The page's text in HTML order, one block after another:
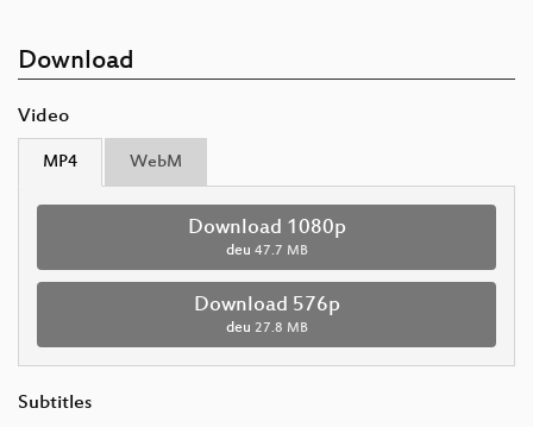
Download
Video
MP4 WebM
Download 1080p
deu 47.7 MB
Download 576p
deu 27.8 MB
Subtitles